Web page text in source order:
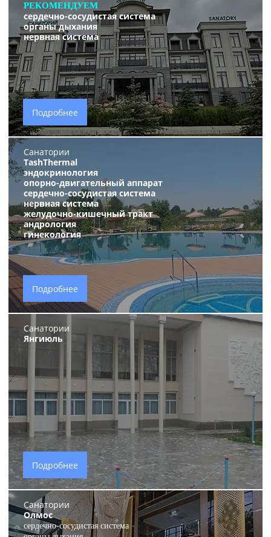
РЕКОМЕНДУЕМ
сердечно-сосудистая система
органы дыхания
нервная система
Подробнее
Санатории
TashThermal
эндокринология
опорно-двигательный аппарат
сердечно-сосудистая система
нервная система
желудочно-кишечный тракт
андрология
гинекология
Подробнее
Санатории
Янгиюль
Подробнее
Санатории
Олмос
сердечно-сосудистая система